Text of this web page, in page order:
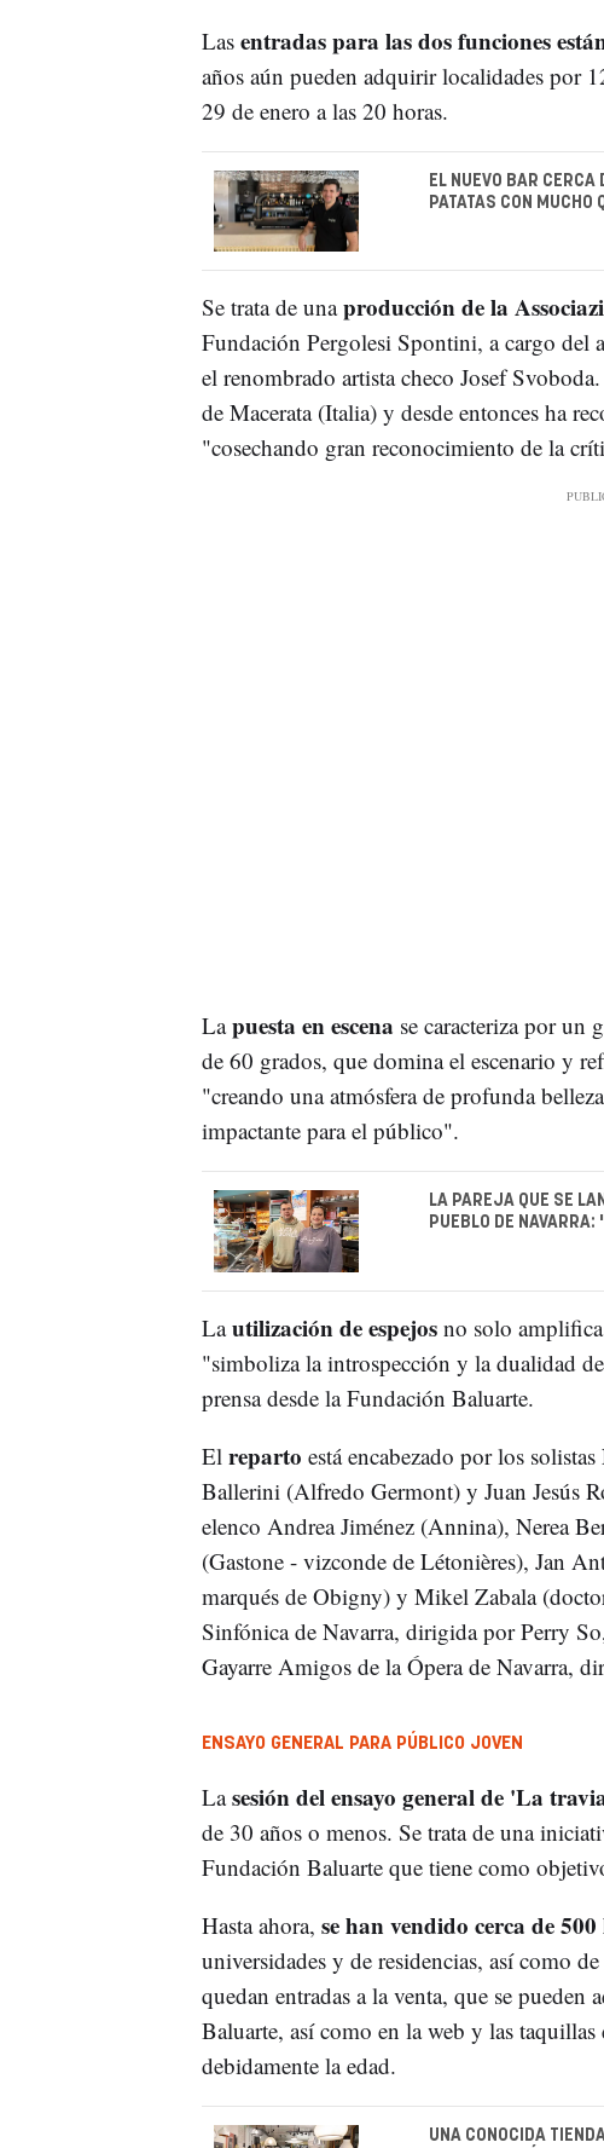
Las entradas para las dos funciones
años aún pueden adquirir localidades por
29 de enero a las 20 horas.
EL NUEVO BAR
PATATAS CON MUCHO
Se trata de unaproducción de la
Fundación Pergolesi Spontini, a cargo del
el renombrado artista checo Josef
de Macerata (Italia) y desde entonces ha
"cosechando gran reconocimiento de la
Lapuesta en escena se caracteriza por un
de 60 grados, que domina el escenario y
"creando una atmósfera de profunda
impactante para el público".
LA PAREJA QUE SE
PUEBLO DE
Lautilización de espejosno solo amplifica
"simboliza la introspección y la dualidad
prensa desde la Fundación Baluarte.
El reparto está encabezado por los
Ballerini (Alfredo Germont) y Juan Jesús
elenco Andrea Jiménez (Annina), Nerea
(Gastone - vizconde de Létonières), Jan
marqués de Obigny) y Mikel Zabala
Sinfónica de Navarra, dirigida por Perry
Gayarre Amigos de la Ópera de Navarra,
ENSAYO GENERAL PARA PÚBLICO JOVEN
Lasesión del ensayo general de 'La
de 30 años o menos. Se trata de una
Fundación Baluarte que tiene como
Hasta ahora, se han vendido cerca de
universidades y de residencias, así como
quedan entradas a la venta, que se
Baluarte, así como en la web y las
debidamente la edad.
UNA CONOCIDA